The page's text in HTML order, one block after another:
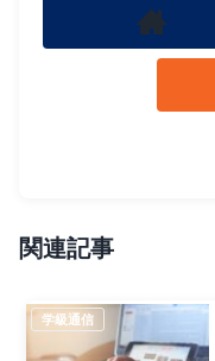
関連記事
学級通信